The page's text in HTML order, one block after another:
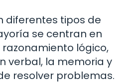
diferentes tipos de
se centran en
lógico,
verbal, la memoria y
resolver problemas.